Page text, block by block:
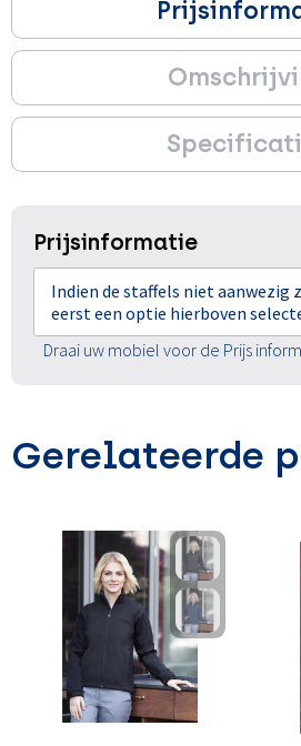
Prijsinformatie
Indien de staffels niet aanwezig
eerst een optie hierboven
Draai uw mobiel voor de Prijs
Gerelateerde